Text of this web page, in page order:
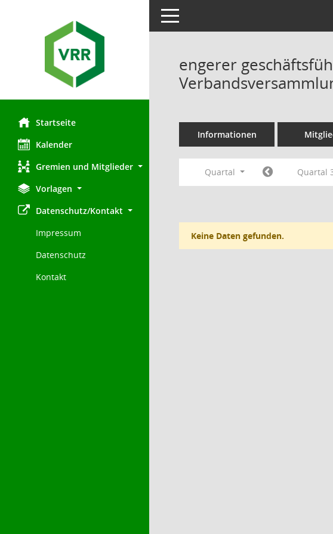
Startseite
Kalender
Gremien und Mitglieder
Vorlagen
Datenschutz/Kontakt
Impressum
Datenschutz
Kontakt
Toggle navigation
engerer
Informationen
Quartal Quartal
Keine Daten gefunden.